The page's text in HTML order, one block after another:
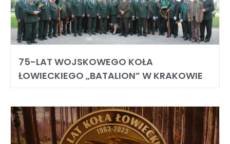
75-LAT WOJSKOWEGO KOŁA
ŁOWIECKIEGO „BATALION” W KRAKOWIE